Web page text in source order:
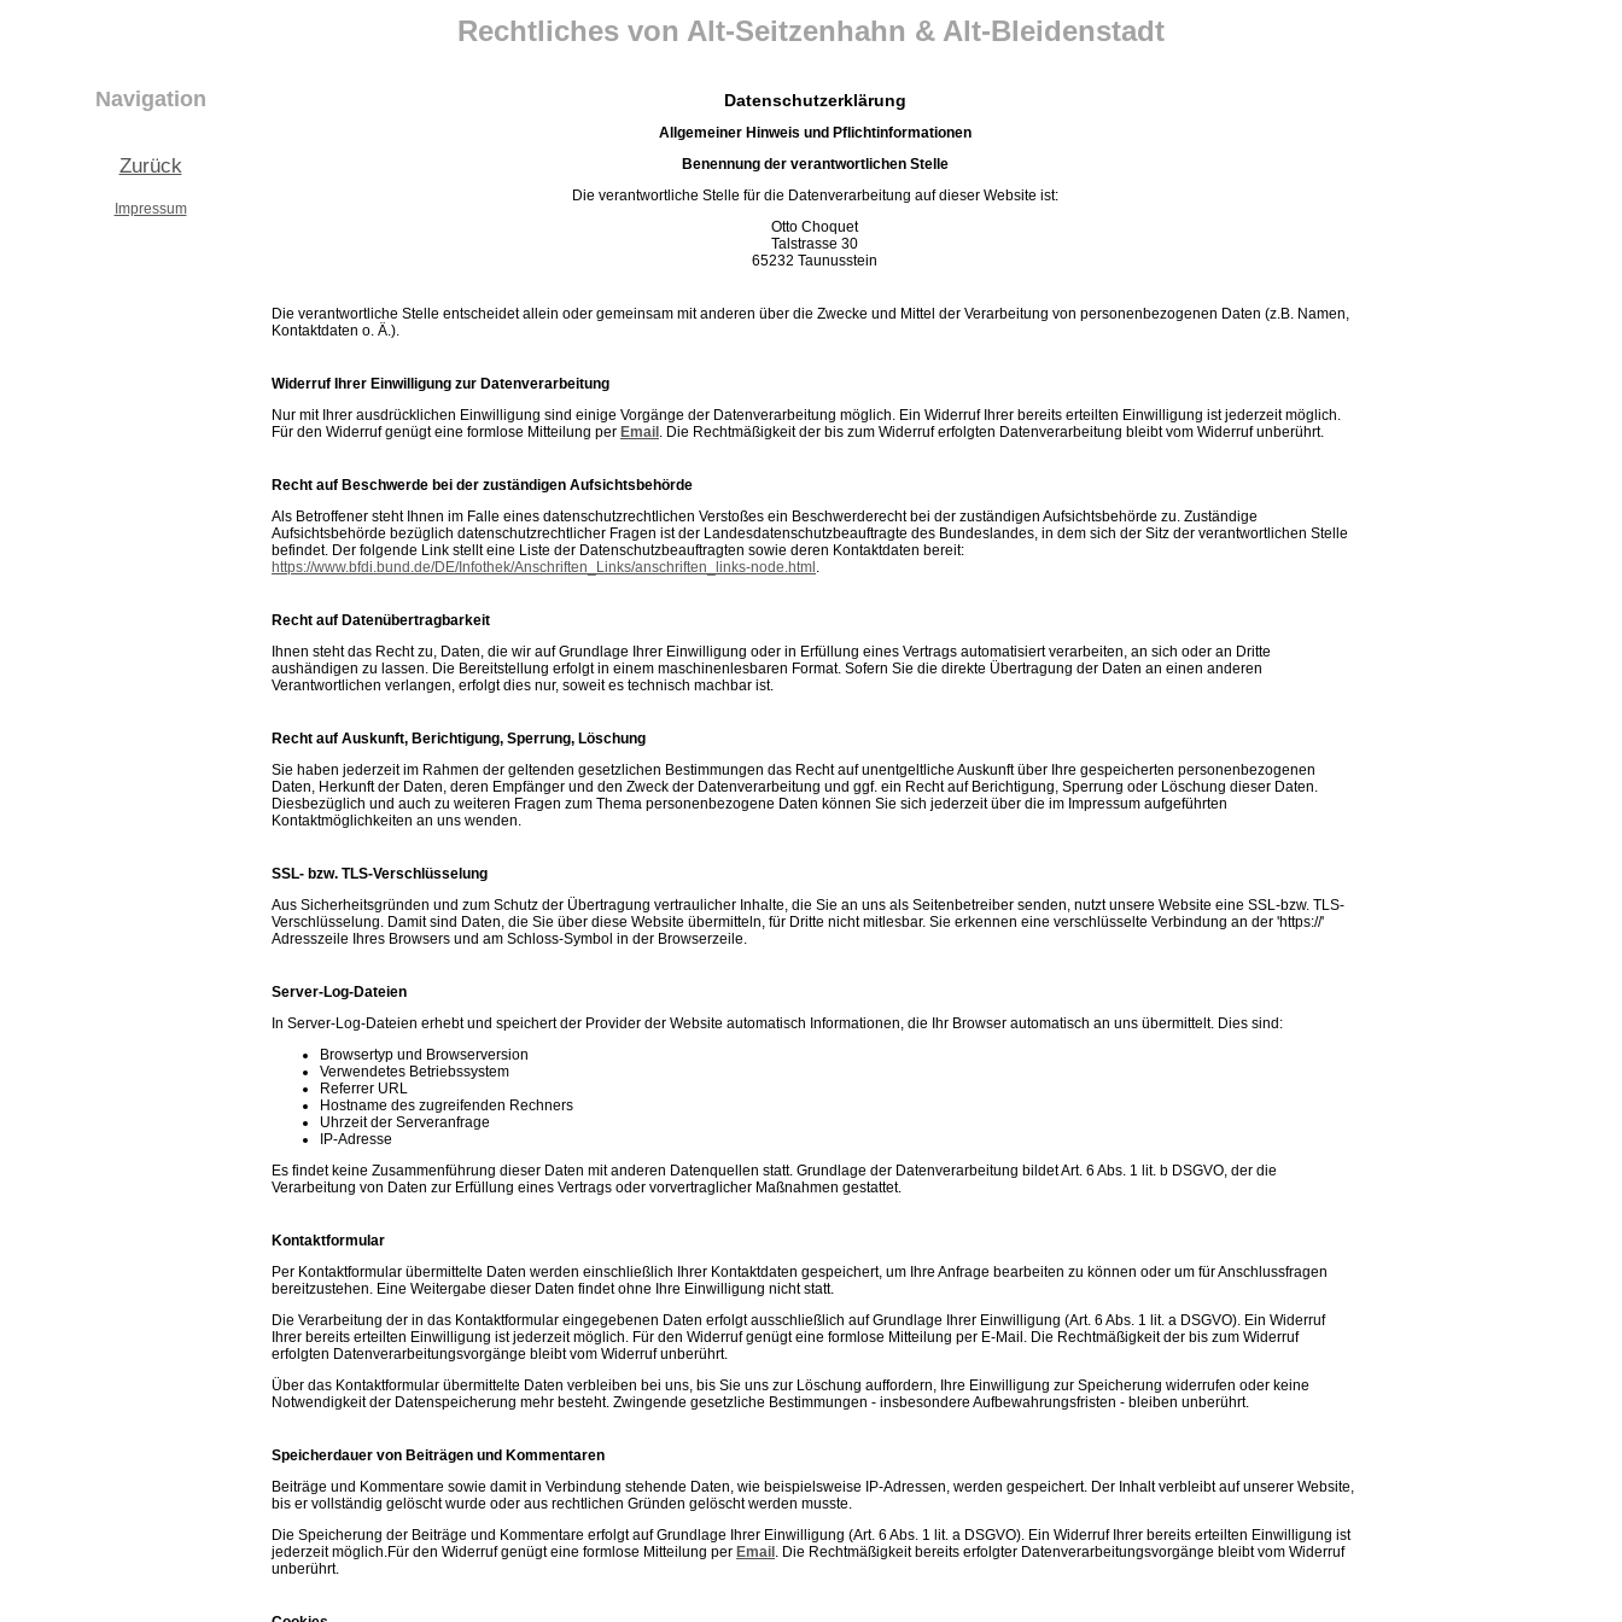
Rechtliches von Alt-Seitzenhahn & Alt-Bleidenstadt
Navigation
Zurück
Impressum
Datenschutzerklärung
Allgemeiner Hinweis und Pflichtinformationen
Benennung der verantwortlichen Stelle
Die verantwortliche Stelle für die Datenverarbeitung auf dieser Website ist:
Otto Choquet
Talstrasse 30
65232 Taunusstein
Die verantwortliche Stelle entscheidet allein oder gemeinsam mit anderen über die Zwecke und Mittel der Verarbeitung von personenbezogenen Daten (z.B. Namen,
Kontaktdaten o. Ä.).
Widerruf Ihrer Einwilligung zur Datenverarbeitung
Nur mit Ihrer ausdrücklichen Einwilligung sind einige Vorgänge der Datenverarbeitung möglich. Ein Widerruf Ihrer bereits erteilten Einwilligung ist jederzeit möglich.
Für den Widerruf genügt eine formlose Mitteilung per Email . Die Rechtmäßigkeit der bis zum Widerruf erfolgten Datenverarbeitung bleibt vom Widerruf unberührt.
Recht auf Beschwerde bei der zuständigen Aufsichtsbehörde
Als Betroffener steht Ihnen im Falle eines datenschutzrechtlichen Verstoßes ein Beschwerderecht bei der zuständigen Aufsichtsbehörde zu. Zuständige
Aufsichtsbehörde bezüglich datenschutzrechtlicher Fragen ist der Landesdatenschutzbeauftragte des Bundeslandes, in dem sich der Sitz der verantwortlichen Stelle
befindet. Der folgende Link stellt eine Liste der Datenschutzbeauftragten sowie deren Kontaktdaten bereit:
https://www.bfdi.bund.de/DE/Infothek/Anschriften_Links/anschriften_links-node.html .
Recht auf Datenübertragbarkeit
Ihnen steht das Recht zu, Daten, die wir auf Grundlage Ihrer Einwilligung oder in Erfüllung eines Vertrags automatisiert verarbeiten, an sich oder an Dritte
aushändigen zu lassen. Die Bereitstellung erfolgt in einem maschinenlesbaren Format. Sofern Sie die direkte Übertragung der Daten an einen anderen
Verantwortlichen verlangen, erfolgt dies nur, soweit es technisch machbar ist.
Recht auf Auskunft, Berichtigung, Sperrung, Löschung
Sie haben jederzeit im Rahmen der geltenden gesetzlichen Bestimmungen das Recht auf unentgeltliche Auskunft über Ihre gespeicherten personenbezogenen
Daten, Herkunft der Daten, deren Empfänger und den Zweck der Datenverarbeitung und ggf. ein Recht auf Berichtigung, Sperrung oder Löschung dieser Daten.
Diesbezüglich und auch zu weiteren Fragen zum Thema personenbezogene Daten können Sie sich jederzeit über die im Impressum aufgeführten
Kontaktmöglichkeiten an uns wenden.
SSL- bzw. TLS-Verschlüsselung
Aus Sicherheitsgründen und zum Schutz der Übertragung vertraulicher Inhalte, die Sie an uns als Seitenbetreiber senden, nutzt unsere Website eine SSL-bzw. TLS-
Verschlüsselung. Damit sind Daten, die Sie über diese Website übermitteln, für Dritte nicht mitlesbar. Sie erkennen eine verschlüsselte Verbindung an der 'https://'
Adresszeile Ihres Browsers und am Schloss-Symbol in der Browserzeile.
Server-Log-Dateien
In Server-Log-Dateien erhebt und speichert der Provider der Website automatisch Informationen, die Ihr Browser automatisch an uns übermittelt. Dies sind:
Browsertyp und Browserversion
Verwendetes Betriebssystem
Referrer URL
Hostname des zugreifenden Rechners
Uhrzeit der Serveranfrage
IP-Adresse
Es findet keine Zusammenführung dieser Daten mit anderen Datenquellen statt. Grundlage der Datenverarbeitung bildet Art. 6 Abs. 1 lit. b DSGVO, der die
Verarbeitung von Daten zur Erfüllung eines Vertrags oder vorvertraglicher Maßnahmen gestattet.
Kontaktformular
Per Kontaktformular übermittelte Daten werden einschließlich Ihrer Kontaktdaten gespeichert, um Ihre Anfrage bearbeiten zu können oder um für Anschlussfragen
bereitzustehen. Eine Weitergabe dieser Daten findet ohne Ihre Einwilligung nicht statt.
Die Verarbeitung der in das Kontaktformular eingegebenen Daten erfolgt ausschließlich auf Grundlage Ihrer Einwilligung (Art. 6 Abs. 1 lit. a DSGVO). Ein Widerruf
Ihrer bereits erteilten Einwilligung ist jederzeit möglich. Für den Widerruf genügt eine formlose Mitteilung per E-Mail. Die Rechtmäßigkeit der bis zum Widerruf
erfolgten Datenverarbeitungsvorgänge bleibt vom Widerruf unberührt.
Über das Kontaktformular übermittelte Daten verbleiben bei uns, bis Sie uns zur Löschung auffordern, Ihre Einwilligung zur Speicherung widerrufen oder keine
Notwendigkeit der Datenspeicherung mehr besteht. Zwingende gesetzliche Bestimmungen - insbesondere Aufbewahrungsfristen - bleiben unberührt.
Speicherdauer von Beiträgen und Kommentaren
Beiträge und Kommentare sowie damit in Verbindung stehende Daten, wie beispielsweise IP-Adressen, werden gespeichert. Der Inhalt verbleibt auf unserer Website,
bis er vollständig gelöscht wurde oder aus rechtlichen Gründen gelöscht werden musste.
Die Speicherung der Beiträge und Kommentare erfolgt auf Grundlage Ihrer Einwilligung (Art. 6 Abs. 1 lit. a DSGVO). Ein Widerruf Ihrer bereits erteilten Einwilligung ist
jederzeit möglich.Für den Widerruf genügt eine formlose Mitteilung per Email . Die Rechtmäßigkeit bereits erfolgter Datenverarbeitungsvorgänge bleibt vom Widerruf
unberührt.